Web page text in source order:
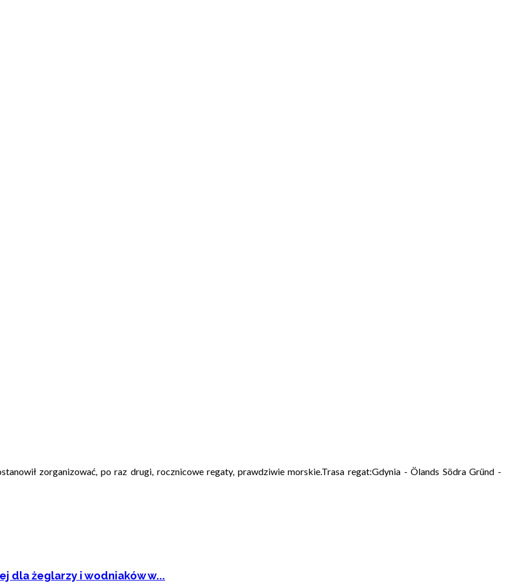
zorganizować, po raz drugi, rocznicowe regaty, prawdziwie morskie.Trasa regat:Gdynia - Ölands Södra Gründ -
dla żeglarzy i wodniaków w...